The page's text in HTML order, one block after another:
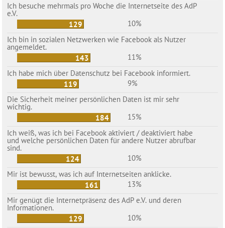
Ich besuche mehrmals pro Woche die Internetseite des AdP
e.V.
129
10%
Ich bin in sozialen Netzwerken wie Facebook als Nutzer
angemeldet.
143
11%
Ich habe mich über Datenschutz bei Facebook informiert.
119
9%
Die Sicherheit meiner persönlichen Daten ist mir sehr
wichtig.
184
15%
Ich weiß, was ich bei Facebook aktiviert / deaktiviert habe
und welche persönlichen Daten für andere Nutzer abrufbar
sind.
124
10%
Mir ist bewusst, was ich auf Internetseiten anklicke.
161
13%
Mir genügt die Internetpräsenz des AdP e.V. und deren
Informationen.
129
10%